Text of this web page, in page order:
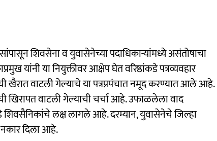
शिवसेना व युवासेनेच्या पदाधिकाऱ्यांमध्ये असंतोषाचा
यांनी या नियुक्तीवर आक्षेप घेत वरिष्ठांकडे पत्रव्यवहार
खैरात वाटली गेल्याचे या पत्रप्रपंचात नमूद करण्यात आले आहे.
खिरापत वाटली गेल्याची चर्चा आहे. उफाळलेला वाद
शिवसैनिकांचे लक्ष लागले आहे. दरम्यान, युवासेनेचे जिल्हा
नकार दिला आहे.